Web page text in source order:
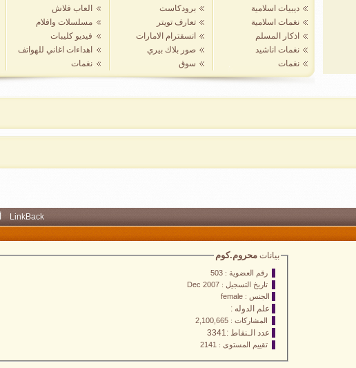
ديبيات اسلامية
نغمات اسلامية
اذكار المسلم
نغمات اناشيد
نغمات
برودكاست
تعارف تويتر
انسقترام الامارات
صور بلاك بيري
سوق
العاب فلاش
مسلسلات وافلام
فيديو كليبات
اهداءات اغاني للهواتف
نغمات
LinkBack
بيانات محروم.كوم
رقم العضوية : 503
تاريخ التسجيل : Dec 2007
الجنس : female
علم الدوله :
المشاركات : 2,100,665
عدد الـنقاط :3341
تقييم المستوى : 2141